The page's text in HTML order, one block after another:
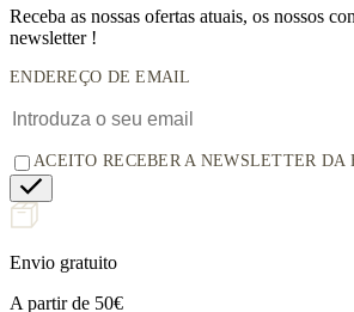
Receba as nossas ofertas atuais, os nossos
newsletter !
ENDEREÇO DE EMAIL
ACEITO RECEBER A NEWSLETTER
Envio gratuito
A partir de 50€